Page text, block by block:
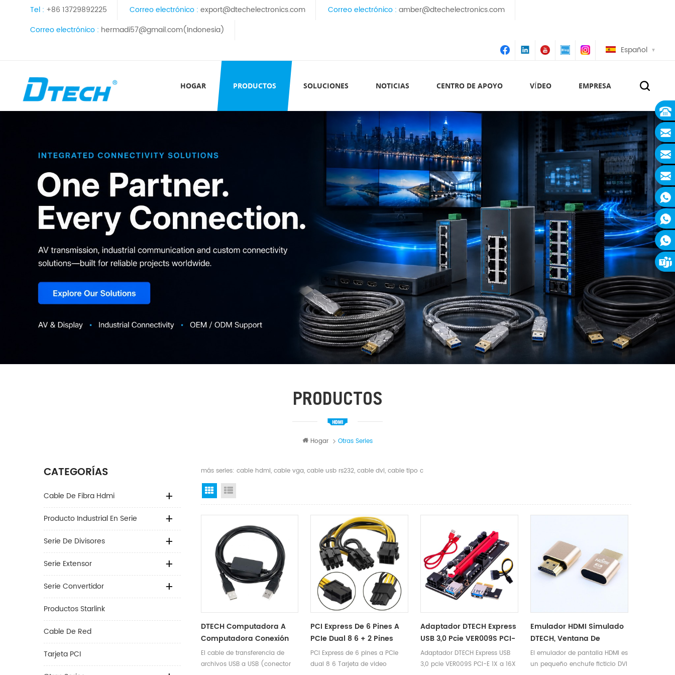
Tel : +86 13729892225 Correo electrónico : export@dtechelectronics.com Correo electrónico : amber@dtechelectronics.com
Correo electrónico : hermadi57@gmail.com(Indonesia)
Español
HOGAR PRODUCTOS SOLUCIONES NOTICIAS CENTRO DE APOYO VÍDEO EMPRESA
PRODUCTOS
Hogar Otras Series
CATEGORÍAS
Cable De Fibra Hdmi
Producto Industrial En Serie
Serie De Divisores
Serie Extensor
Serie Convertidor
Productos Starlink
Cable De Red
Tarjeta PCI
más series: cable hdmi, cable vga, cable usb rs232, cable dvi, cable tipo c
Grid View
DTECH Computadora A
Computadora Conexión
De Cable USB
Transferencia De Datos PC
El cable de transferencia de
archivos USB a USB (conector
PCI Express De 6 Pines A
PCIe Dual 8 6 + 2 Pines
Placa Base Tarjeta De
Video Gráfica PCI-E VGA
PCI Express de 6 pines a PCIe
dual 8 6 Tarjeta de video
Adaptador DTECH Express
USB 3,0 Pcie VER009S PCI-
E 1X A 16X 009 Tarjeta De
Alimentación Gpu Pci Riser
Adaptador DTECH Express USB
3,0 pcie VER009S PCI-E 1X a 16X
Emulador HDMI Simulado
DTECH, Ventana De
Visualización 4K, Enchufe
Ficticio HDMI Para Mac
El emulador de pantalla HDMI es
un pequeño enchufe ficticio DVI